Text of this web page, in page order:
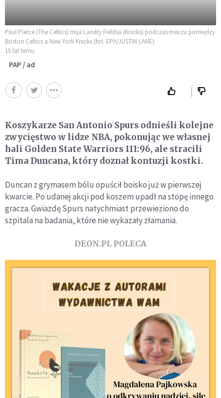
Paul Pierce (The Celtics) mija Landry Fieldsa (Knicks) podczas meczu pomiędzy
Boston Celtics a New York Knicks (fot. EPA/JUSTIN LANE)
15 lat temu
PAP / ad
Koszykarze San Antonio Spurs odnieśli kolejne
zwycięstwo w lidze NBA, pokonując we własnej
hali Golden State Warriors 111:96, ale stracili
Tima Duncana, który doznał kontuzji kostki.
Duncan z grymasem bólu opuścił boisko już w pierwszej
kwarcie. Po udanej akcji pod koszem upadł na stopę innego
gracza. Gwiazdę Spurs natychmiast przewieziono do
szpitala na badania, które nie wykazały złamania.
DEON.PL POLECA